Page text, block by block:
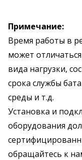
Примечание:
Время работы в
может
вида нагрузки,
срока службы
среды и т.д.
Установка и
оборудования
обращайтесь к